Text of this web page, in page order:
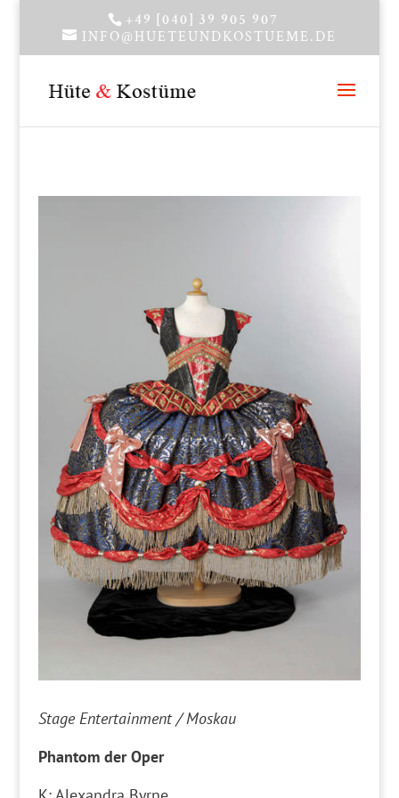
+49 [040] 39 905 907
INFO@HUETEUNDKOSTUEME.DE
Stage Entertainment / Moskau
Phantom der Oper